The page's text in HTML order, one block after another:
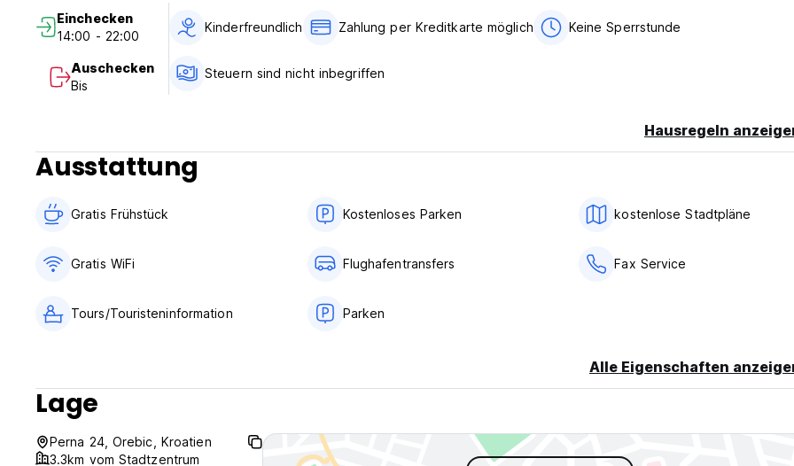
Steuern nicht enthalten - Belegungssteuer 1 EUR pro Person und Nacht.
Frühstück inkludiert.
Allgemein:
Kinderfreundlich. (Auto-translated from original language)
Einchecken
14:00 - 22:00
Auschecken
Bis
Kinderfreundlich Zahlung per Kreditkarte möglich Keine Sperrstunde
Steuern sind nicht inbegriffen
Hausregeln
Ausstattung
Gratis Frühstück Kostenloses Parken kostenlose Stadtpläne
Gratis WiFi Flughafentransfers Fax Service
Tours/Touristeninformation Parken
Alle Eigenschaften
Lage
Perna 24, Orebic, Kroatien
3.3km vom Stadtzentrum